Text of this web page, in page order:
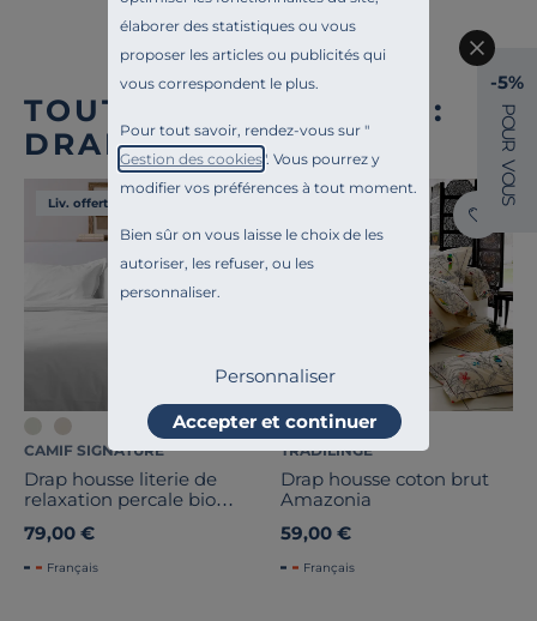
élaborer des statistiques ou vous
proposer les articles ou publicités qui
vous correspondent le plus.
Pour tout savoir, rendez-vous sur "
Gestion des cookies". Vous pourrez y
modifier vos préférences à tout moment.
Bien sûr on vous laisse le choix de les
autoriser, les refuser, ou les
personnaliser.
Personnaliser
Accepter et continuer
TOUTE NOTRE OFFRE :
DRAPS HOUSSE
Liv. offerte
CAMIF SIGNATURE
Drap housse literie de
relaxation percale bio
79,00 €
Français
TRADILINGE
Drap housse coton brut
Amazonia
59,00 €
Français
-5%
P
O
U
R
V
O
U
S